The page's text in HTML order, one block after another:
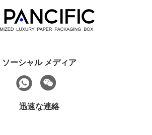
ソーシャル メディア
迅速な連絡